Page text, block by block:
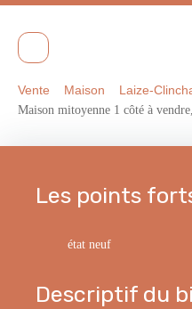
Vente Maison
Laize-
Maison mitoyenne 1 côté à
Les points
état neuf
Descriptif du